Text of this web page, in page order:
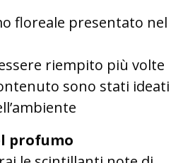
floreale presentato nel
riempito più volte
sono stati ideati
profumo